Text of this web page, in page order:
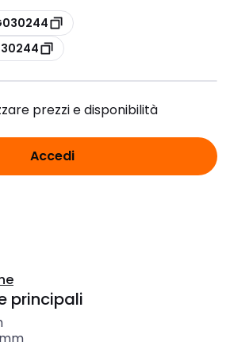
prezzi e disponibilità
Accedi
principali